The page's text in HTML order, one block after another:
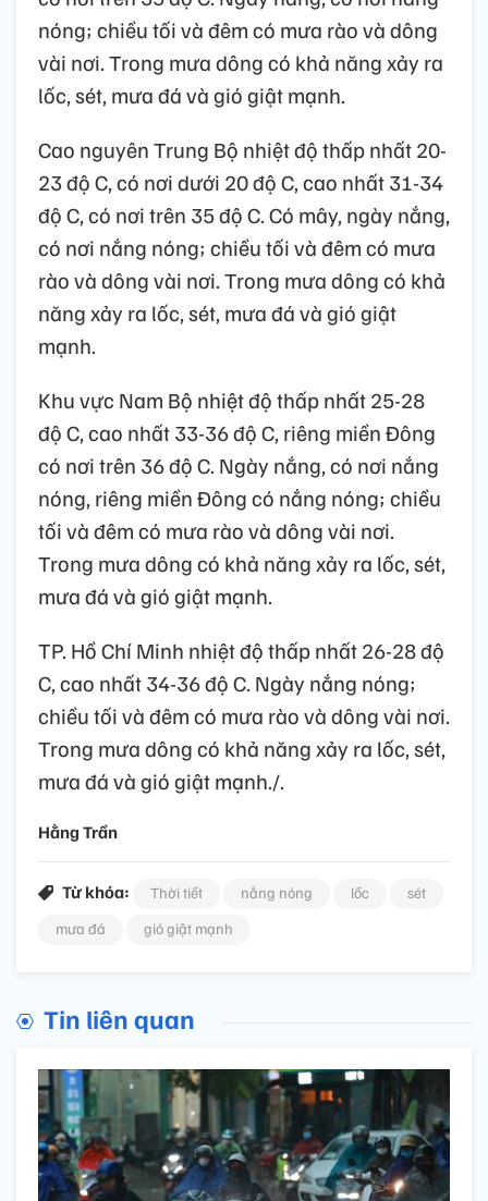
nóng; chiều tối và đêm có mưa rào và dông
vài nơi. Trong mưa dông có khả năng xảy ra
lốc, sét, mưa đá và gió giật mạnh.
Cao nguyên Trung Bộ nhiệt độ thấp nhất 20-
23 độ C, có nơi dưới 20 độ C, cao nhất 31-34
độ C, có nơi trên 35 độ C. Có mây, ngày nắng,
có nơi nắng nóng; chiều tối và đêm có mưa
rào và dông vài nơi. Trong mưa dông có khả
năng xảy ra lốc, sét, mưa đá và gió giật
mạnh.
Khu vực Nam Bộ nhiệt độ thấp nhất 25-28
độ C, cao nhất 33-36 độ C, riêng miền Đông
có nơi trên 36 độ C. Ngày nắng, có nơi nắng
nóng, riêng miền Đông có nắng nóng; chiều
tối và đêm có mưa rào và dông vài nơi.
Trong mưa dông có khả năng xảy ra lốc, sét,
mưa đá và gió giật mạnh.
TP. Hồ Chí Minh nhiệt độ thấp nhất 26-28 độ
C, cao nhất 34-36 độ C. Ngày nắng nóng;
chiều tối và đêm có mưa rào và dông vài nơi.
Trong mưa dông có khả năng xảy ra lốc, sét,
mưa đá và gió giật mạnh./.
Hằng Trần
Từ khóa: Thời tiết nắng nóng lốc
sét
mưa đá
gió giật mạnh
Tin liên quan